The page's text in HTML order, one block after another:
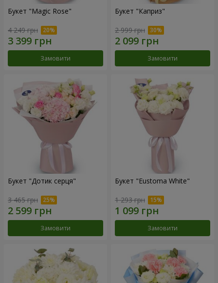
Букет "Magic Rose"
4 249 грн
Замовити
Букет "Каприз"
2 999 грн
Замовити
Букет "Дотик серця"
3 465 грн
Замовити
Букет "Eustoma White"
1 293 грн
Замовити